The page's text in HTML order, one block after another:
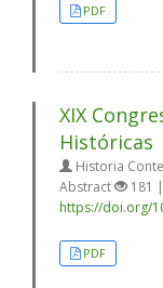
PDF
XIX
Históricas
Historia
Abstract
181 |
https://doi.org/
PDF